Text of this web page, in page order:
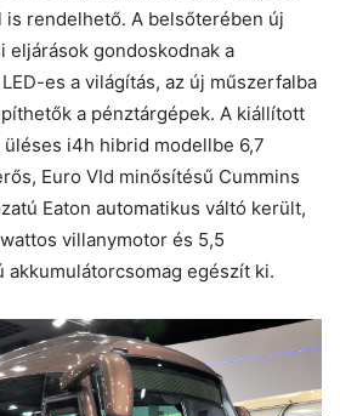
is rendelhető. A belsőterében új
eljárások gondoskodnak a
es a világítás, az új műszerfalba
a pénztárgépek. A kiállított
üléses i4h hibrid modellbe 6,7
Euro VId minősítésű Cummins
Eaton automatikus váltó került,
villanymotor és 5,5
akkumulátorcsomag egészít ki.